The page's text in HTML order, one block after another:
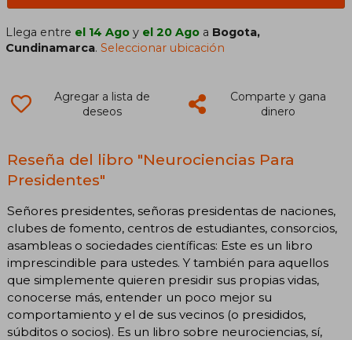
Llega entre el 14 Ago y el 20 Ago a Bogota,
Cundinamarca.Seleccionar ubicación
Agregar a lista de
deseos
Comparte y gana
dinero
Reseña del libro "Neurociencias Para
Presidentes"
Señores presidentes, señoras presidentas de naciones,
clubes de fomento, centros de estudiantes, consorcios,
asambleas o sociedades científicas: Este es un libro
imprescindible para ustedes. Y también para aquellos
que simplemente quieren presidir sus propias vidas,
conocerse más, entender un poco mejor su
comportamiento y el de sus vecinos (o presididos,
súbditos o socios). Es un libro sobre neurociencias, sí,